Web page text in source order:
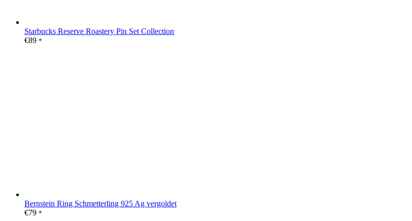
Starbucks Reserve Roastery Pin Set Collection
€89 *
Bernstein Ring Schmetterling 925 Ag vergoldet
€79 *